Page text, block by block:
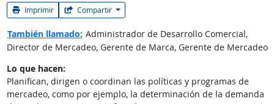
Imprimir Compartir
También llamado: Administrador de Desarrollo Comercial,
Director de Mercadeo, Gerente de Marca, Gerente de Mercadeo
Lo que hacen:
Planifican, dirigen o coordinan las políticas y programas de
mercadeo, como por ejemplo, la determinación de la demanda